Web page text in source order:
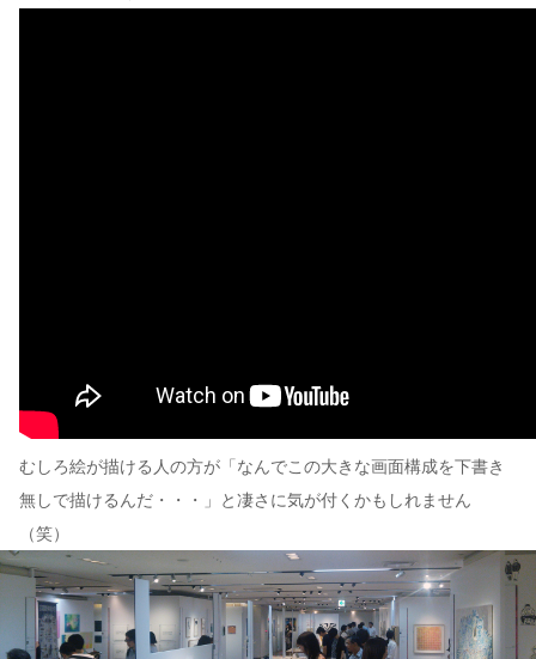
むしろ絵が描ける人の方が「なんでこの大きな画面構成を下書き
無しで描けるんだ・・・」と凄さに気が付くかもしれません
（笑）